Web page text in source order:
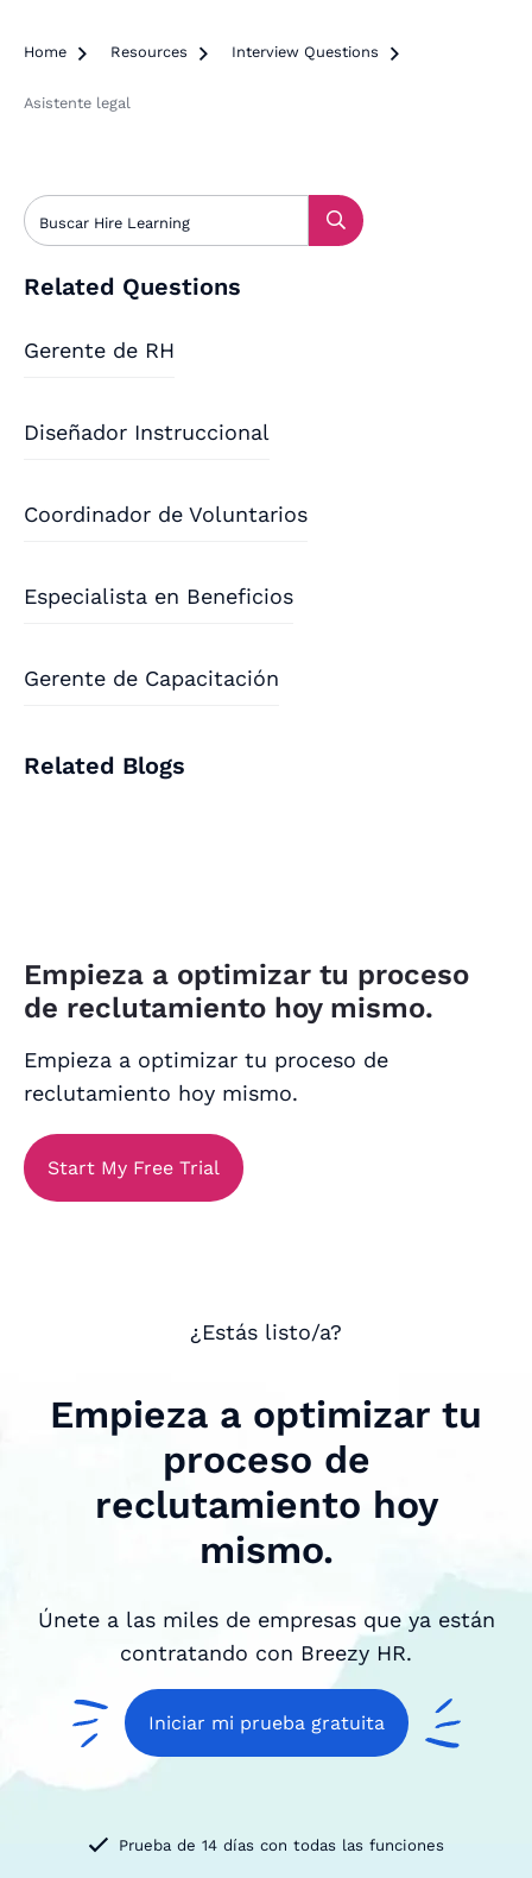
Home  Resources  Interview Questions 
Asistente legal
Related Questions
Gerente de RH
Diseñador Instruccional
Coordinador de Voluntarios
Especialista en Beneficios
Gerente de Capacitación
Related Blogs
Empieza a optimizar tu proceso
de reclutamiento hoy mismo.
Empieza a optimizar tu proceso de
reclutamiento hoy mismo.
Start My Free Trial
¿Estás listo/a?
Empieza a optimizar tu
proceso de
reclutamiento hoy
mismo.
Únete a las miles de empresas que ya están
contratando con Breezy HR.
Iniciar mi prueba gratuita
Prueba de 14 días con todas las funciones